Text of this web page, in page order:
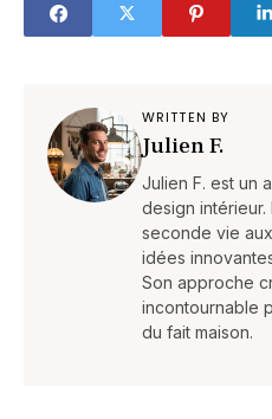
WRITTEN BY
Julien F.
Julien F. est un
design intérieur.
seconde vie
idées
Son approche
incontournable
du fait maison.